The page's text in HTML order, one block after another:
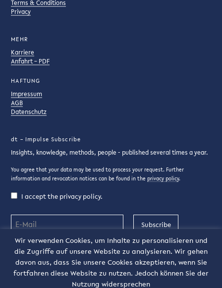
Terms & Conditions
Privacy
MEHR
Karriere
Anfahrt – PDF
HAFTUNG
Impressum
AGB
Datenschutz
dt – Impulse Subscribe
Insights, knowledge, methods, people - published several times a year.
You agree that your data may be used to process your request. Further
information and revocation notices can be found in the privacy policy.
I accept the privacy policy.
Subscribe
Wir verwenden Cookies, um Inhalte zu personalisieren und
die Zugriffe auf unsere Website zu analysieren. Wir gehen
davon aus, dass Sie unsere Cookies akzeptieren, wenn Sie
fortfahren diese Website zu nutzen. Jedoch können Sie der
Nutzung widersprechen